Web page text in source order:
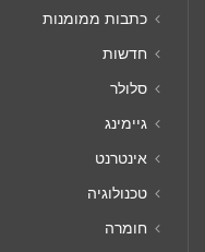
כתבות ממומנות
חדשות
סלולר
גיימינג
אינטרנט
טכנולוגיה
חומרה